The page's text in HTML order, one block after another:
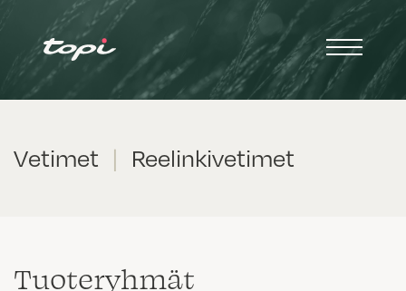
Vetimet | Reelinkivetimet
Tuote­ryhmät